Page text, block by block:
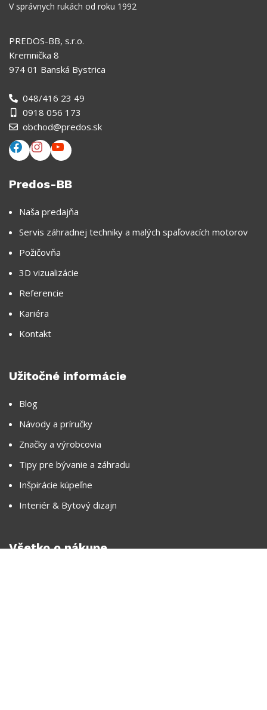
V správnych rukách od roku 1992
PREDOS-BB, s.r.o.
Kremnička 8
974 01 Banská Bystrica
048/416 23 49
0918 056 173
obchod@predos.sk
Predos-BB
Naša predajňa
Servis záhradnej techniky a malých spaľovacích motorov
Požičovňa
3D vizualizácie
Referencie
Kariéra
Kontakt
Užitočné informácie
Blog
Návody a príručky
Značky a výrobcovia
Tipy pre bývanie a záhradu
Inšpirácie kúpeľne
Interiér & Bytový dizajn
Všetko o nákupe